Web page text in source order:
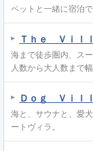
ペットと一緒に宿泊
Ｔｈｅ Ｖｉｌ
海まで徒歩圏内、ス
人数から大人数まで
Ｄｏｇ Ｖｉｌ
海と、サウナと、愛
ートヴィラ。